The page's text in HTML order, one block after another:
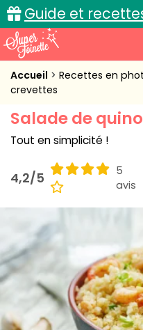
Guide et
Accueil
Cuisine pratique
L'actu cuisine
Accueil Recettes en
crevettes
Salade de
Tout en simplicité !
4,2/5
5
avis